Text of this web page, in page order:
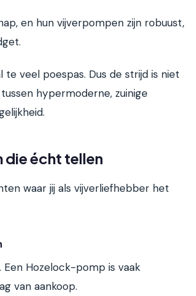
en hun vijverpompen zijn robuust,
veel poespas. Dus de strijd is niet
hypermoderne, zuinige
die écht tellen
waar jij als vijverliefhebber het
Hozelock-pomp is vaak
van aankoop.